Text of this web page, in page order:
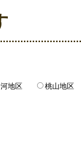
地区
桃山地区